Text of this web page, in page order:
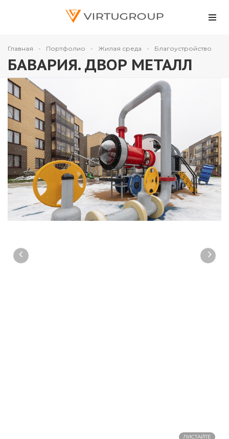
Главная Портфолио Жилая среда Благоустройство
БАВАРИЯ. ДВОР МЕТАЛЛ